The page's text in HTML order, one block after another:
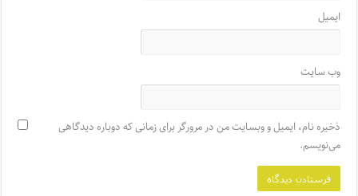
ایمیل
وب‌ سایت
ذخیره نام، ایمیل و وبسایت من در مرورگر برای زمانی که دوباره دیدگاهی
می‌نویسم.